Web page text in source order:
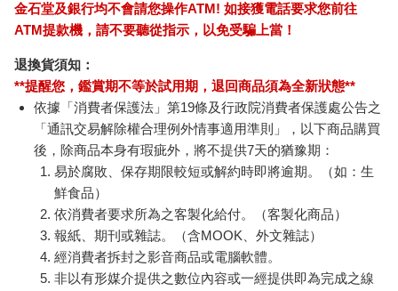
金石堂及銀行均不會請您操作ATM! 如接獲電話要求您前往
ATM提款機，請不要聽從指示，以免受騙上當！
退換貨須知：
**提醒您，鑑賞期不等於試用期，退回商品須為全新狀態**
依據「消費者保護法」第19條及行政院消費者保護處公告之
「通訊交易解除權合理例外情事適用準則」，以下商品購買
後，除商品本身有瑕疵外，將不提供7天的猶豫期：
易於腐敗、保存期限較短或解約時即將逾期。（如：生
鮮食品）
依消費者要求所為之客製化給付。（客製化商品）
報紙、期刊或雜誌。（含MOOK、外文雜誌）
經消費者拆封之影音商品或電腦軟體。
非以有形媒介提供之數位內容或一經提供即為完成之線